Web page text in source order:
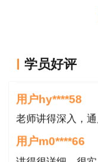
学员好评
用户hy****58
用户hy****58
老师讲得深入，通
用户m0****66